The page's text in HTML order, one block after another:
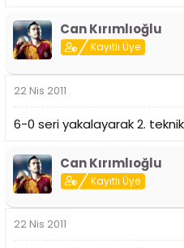
Can Kırımlıoğlu
Kayıtlı Üye
22 Nis 2011
6-0 seri yakalayarak 2.
Can Kırımlıoğlu
Kayıtlı Üye
22 Nis 2011